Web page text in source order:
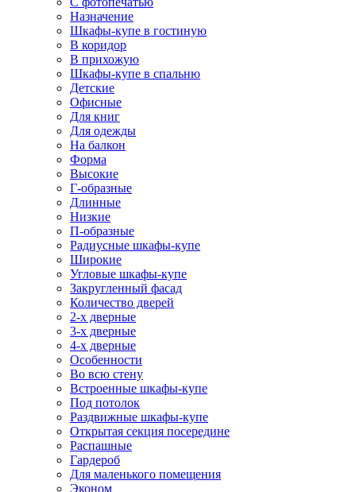
Назначение
Шкафы-купе в гостиную
В коридор
В прихожую
Шкафы-купе в спальню
Детские
Офисные
Для книг
Для одежды
На балкон
Форма
Высокие
Г-образные
Длинные
Низкие
П-образные
Радиусные шкафы-купе
Широкие
Угловые шкафы-купе
Закругленный фасад
Количество дверей
2-х дверные
3-х дверные
4-х дверные
Особенности
Во всю стену
Встроенные шкафы-купе
Под потолок
Раздвижные шкафы-купе
Открытая секция посередине
Распашные
Гардероб
Для маленького помещения
Эконом